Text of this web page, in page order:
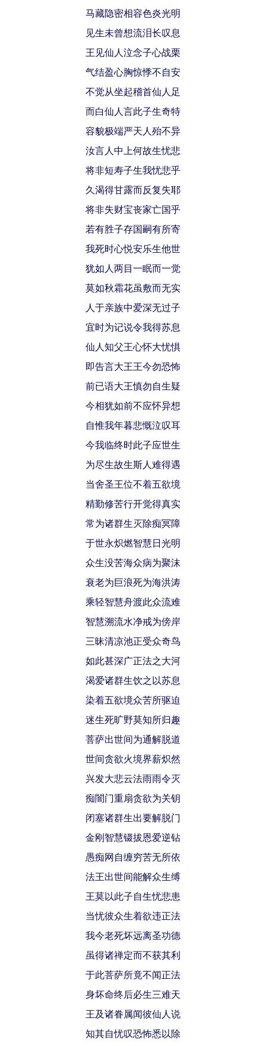
马藏隐密相容色炎光明
见生未曾想流泪长叹息
王见仙人泣念子心战栗
气结盈心胸惊悸不自安
不觉从坐起稽首仙人足
而白仙人言此子生奇特
容貌极端严天人殆不异
汝言人中上何故生忧悲
将非短寿子生我忧悲乎
久渴得甘露而反复失耶
将非失财宝丧家亡国乎
若有胜子存国嗣有所寄
我死时心悦安乐生他世
犹如人两目一眠而一觉
莫如秋霜花虽敷而无实
人于亲族中爱深无过子
宜时为记说令我得苏息
仙人知父王心怀大忧惧
即告言大王王今勿恐怖
前已语大王慎勿自生疑
今相犹如前不应怀异想
自惟我年暮悲慨泣叹耳
今我临终时此子应世生
为尽生故生斯人难得遇
当舍圣王位不着五欲境
精勤修苦行开觉得真实
常为诸群生灭除痴冥障
于世永炽燃智慧日光明
众生没苦海众病为聚沫
衰老为巨浪死为海洪涛
乘轻智慧舟渡此众流难
智慧溯流水净戒为傍岸
三昧清凉池正受众奇鸟
如此甚深广正法之大河
渴爱诸群生饮之以苏息
染着五欲境众苦所驱迫
迷生死旷野莫知所归趣
菩萨出世间为通解脱道
世间贪欲火境界薪炽然
兴发大悲云法雨雨令灭
痴闇门重扇贪欲为关钥
闭塞诸群生出要解脱门
金刚智慧镊拔恩爱逆钻
愚痴网自缠穷苦无所依
法王出世间能解众生缚
王莫以此子自生忧悲患
当忧彼众生着欲违正法
我今老死坏远离圣功德
虽得诸禅定而不获其利
于此菩萨所竟不闻正法
身坏命终后必生三难天
王及诸眷属闻彼仙人说
知其自忧叹恐怖悉以除